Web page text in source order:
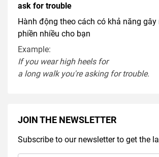
ask for trouble
Hành động theo cách có khả năng gây
phiền nhiều cho bạn
Example:
If you wearhigh heelsfor
a long walkyou'reaskingfortrouble.
JOIN THE NEWSLETTER
Subscribe to our newsletter to get the